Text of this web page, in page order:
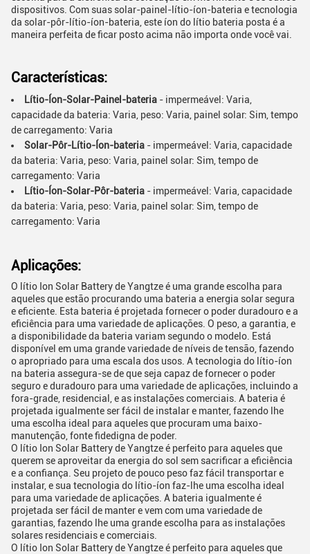
dispositivos. Com suas solar-painel-lítio-íon-bateria e tecnologia
da solar-pôr-lítio-íon-bateria, este íon do lítio bateria posta é a
maneira perfeita de ficar posto acima não importa onde você vai.
Características:
Lítio-Íon-Solar-Painel-bateria - impermeável: Varia,
capacidade da bateria: Varia, peso: Varia, painel solar: Sim, tempo
de carregamento: Varia
Solar-Pôr-Lítio-Íon-bateria - impermeável: Varia, capacidade
da bateria: Varia, peso: Varia, painel solar: Sim, tempo de
carregamento: Varia
Lítio-Íon-Solar-Pôr-bateria - impermeável: Varia, capacidade
da bateria: Varia, peso: Varia, painel solar: Sim, tempo de
carregamento: Varia
Aplicações:
O lítio Ion Solar Battery de Yangtze é uma grande escolha para
aqueles que estão procurando uma bateria a energia solar segura
e eficiente. Esta bateria é projetada fornecer o poder duradouro e a
eficiência para uma variedade de aplicações. O peso, a garantia, e
a disponibilidade da bateria variam segundo o modelo. Está
disponível em uma grande variedade de níveis de tensão, fazendo
o apropriado para uma escala dos usos. A tecnologia do lítio-íon
na bateria assegura-se de que seja capaz de fornecer o poder
seguro e duradouro para uma variedade de aplicações, incluindo a
fora-grade, residencial, e as instalações comerciais. A bateria é
projetada igualmente ser fácil de instalar e manter, fazendo lhe
uma escolha ideal para aqueles que procuram uma baixo-
manutenção, fonte fidedigna de poder.
O lítio Ion Solar Battery de Yangtze é perfeito para aqueles que
querem se aproveitar da energia do sol sem sacrificar a eficiência
e a confiança. Seu projeto de pouco peso faz fácil transportar e
instalar, e sua tecnologia do lítio-íon faz-lhe uma escolha ideal
para uma variedade de aplicações. A bateria igualmente é
projetada ser fácil de manter e vem com uma variedade de
garantias, fazendo lhe uma grande escolha para as instalações
solares residenciais e comerciais.
O lítio Ion Solar Battery de Yangtze é perfeito para aqueles que